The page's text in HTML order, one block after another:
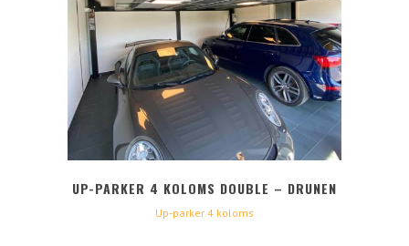
UP-PARKER 4 KOLOMS DOUBLE – DRUNEN
Up-parker 4 koloms